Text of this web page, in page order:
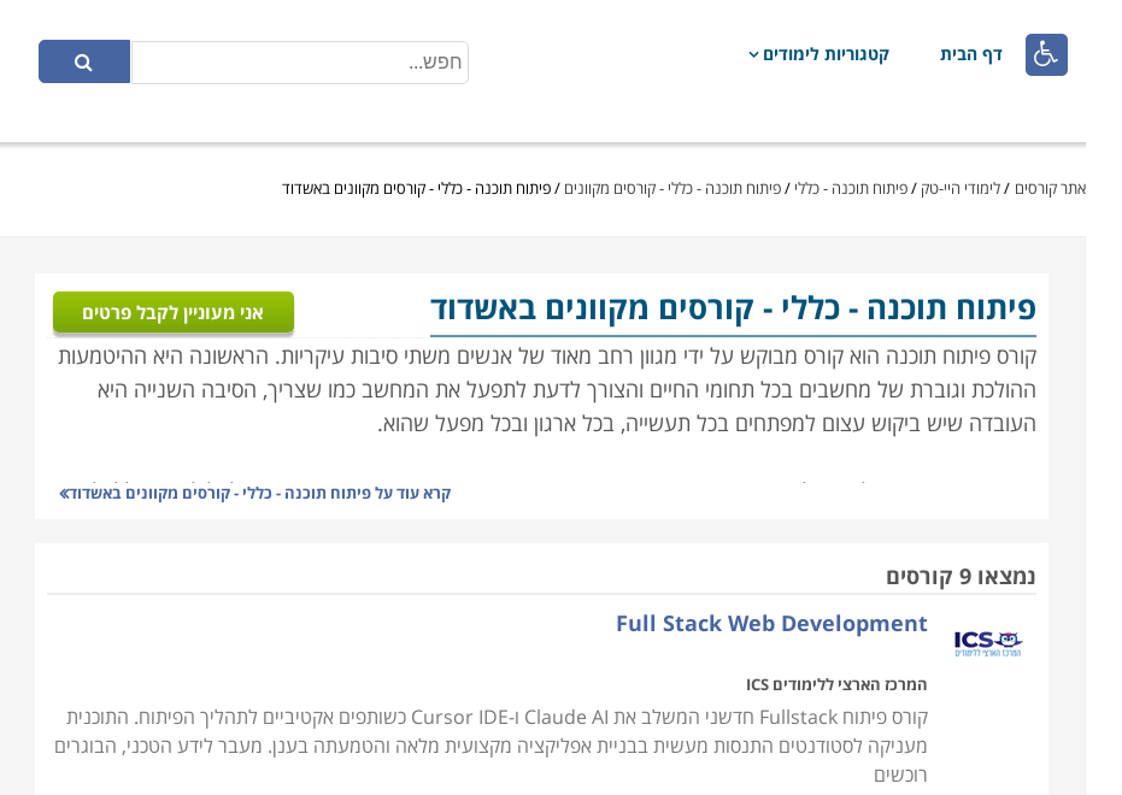
 דף הבית קטגוריות לימודים
אתר קורסים /לימודי היי-טק /פיתוח תוכנה - כללי /פיתוח תוכנה - כללי - קורסים מקוונים /פיתוח תוכנה - כללי - קורסים מקוונים באשדוד
פיתוח תוכנה - כללי- קורסים מקוונים באשדוד אני מעוניין לקבל פרטים
קורס פיתוח תוכנה הוא קורס מבוקש על ידי מגוון רחב מאוד של אנשים משתי סיבות עיקריות. הראשונה היא ההיטמעות
ההולכת וגוברת של מחשבים בכל תחומי החיים והצורך לדעת לתפעל את המחשב כמו שצריך, הסיבה השנייה היא
העובדה שיש ביקוש עצום למפתחים בכל תעשייה, בכל ארגון ובכל מפעל שהוא.
בין האפשרויות ניתן למצוא לימודי JAVA, LINUX, PHP, SQL, .NET , SAP, SPSS, פיתוח תוכנה לסלולארי בכלל ולאייפון
בין הקורסים המוצעים
קורס פיתוח תוכנה לסלולר -
והגדלת יישומי המחשב והסלולר, פיתוח יישומי web, גרפיקה ממוחשבת בסיסית, תחזוקת אתרים ועוד.
קורס מפתחי תוכנה -
הקורס הבסיסי ביותר הכולל שיעורים רבים ביניהם: ארגון המחשב, שפת C, תכנות מונחה
קרא עוד עלפיתוח תוכנה - כללי - קורסים מקוונים באשדוד
נמצאו 9 קורסים
Full Stack Web Development
המרכז הארצי ללימודים ICS
קורס פיתוח Fullstack חדשני המשלב את Claude AI ו-Cursor IDE כשותפים אקטיביים לתהליך הפיתוח. התוכנית
מעניקה לסטודנטים התנסות מעשית בבניית אפליקציה מקצועית מלאה והטמעתה בענן. מעבר לידע הטכני, הבוגרים
רוכשים